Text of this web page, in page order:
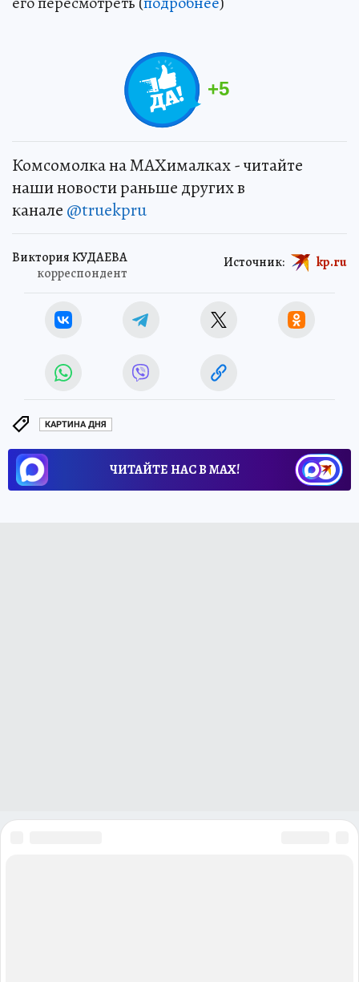
+5
Комсомолка на MAXималках - читайте
наши новости раньше других в
канале @truekpru
Виктория КУДАЕВА
корреспондент
Источник: kp.ru
КАРТИНА ДНЯ
ЧИТАЙТЕ НАС В МАХ!